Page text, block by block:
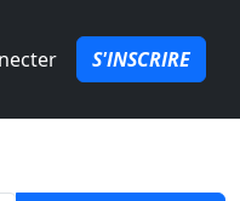
S'INSCRIRE